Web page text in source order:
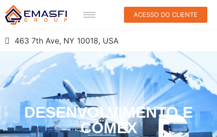
ACESSO DO CLIENTE
463 7th Ave, NY 10018, USA
DESENVOLVIMENTO E
COMEX